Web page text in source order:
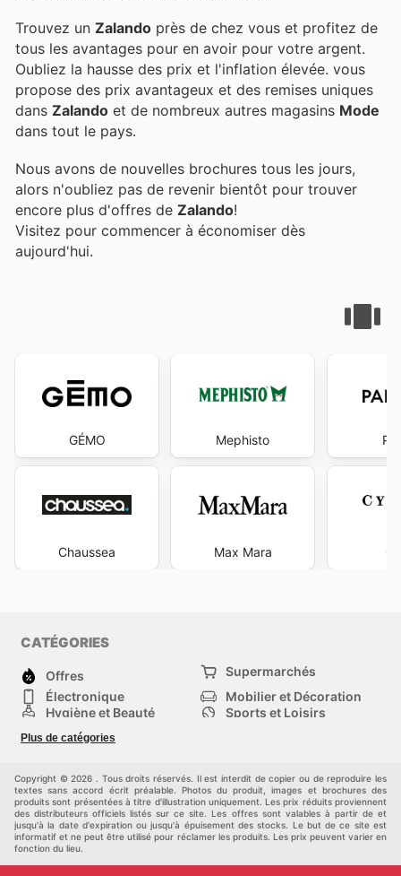
Trouvez un Zalando près de chez vous et profitez de
tous les avantages pour en avoir pour votre argent.
Oubliez la hausse des prix et l'inflation élevée. vous
propose des prix avantageux et des remises uniques
dans Zalando et de nombreux autres magasins Mode
dans tout le pays.
Nous avons de nouvelles brochures tous les jours,
alors n'oubliez pas de revenir bientôt pour trouver
encore plus d'offres de Zalando!
Visitez pour commencer à économiser dès
aujourd'hui.
GÉMO
Chaussea
Mephisto
Max Mara
CATÉGORIES
Offres
Supermarchés
Électronique
Mobilier et Décoration
Hygiène et Beauté
Sports et Loisirs
Mode
Animalerie
Plus de catégories
Copyright © 2026 . Tous droits réservés. Il est interdit de copier ou de reproduire les
textes sans accord écrit préalable. Photos du produit, images et brochures des
produits sont présentées à titre d'illustration uniquement. Les prix réduits proviennent
des distributeurs officiels listés sur ce site. Les offres sont valables à partir de et
jusqu'à la date d'expiration ou jusqu'à épuisement des stocks. Le but de ce site est
informatif et ne peut être utilisé pour réclamer les produits. Les prix peuvent varier en
fonction du lieu.